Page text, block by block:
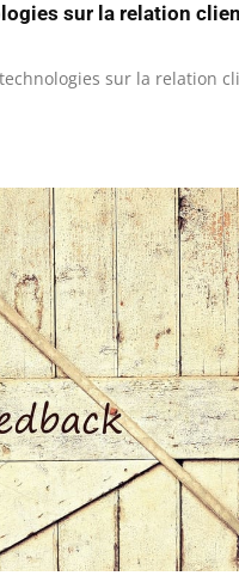
sur la relation
sur la relation